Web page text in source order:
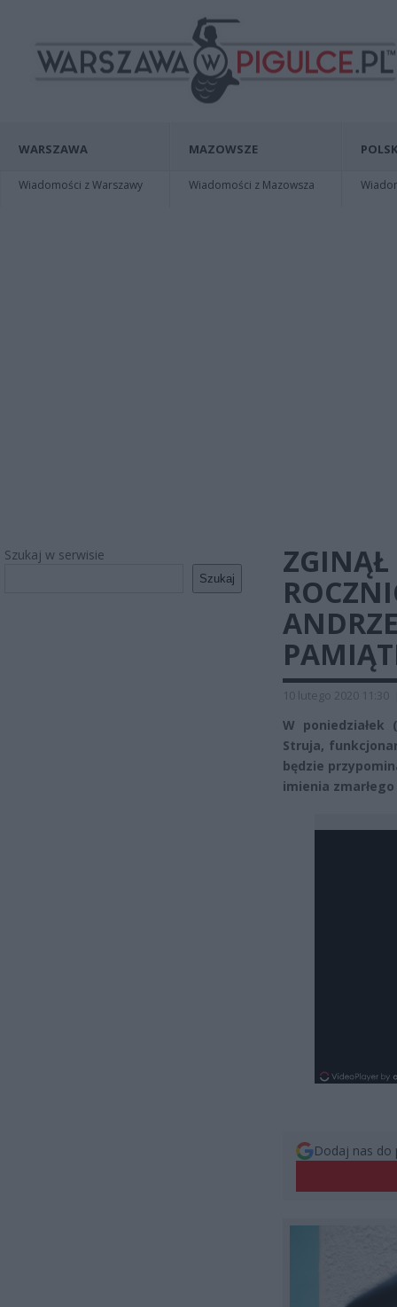
WARSZAWA
Wiadomości z Warszawy
MAZOWSZE
Wiadomości z Mazowsza
Szukaj w serwisie
Szukaj
ZGINĄŁ
10 lutego 2020 11:30
W
Struja,
będzie
imienia
Dodaj nas do